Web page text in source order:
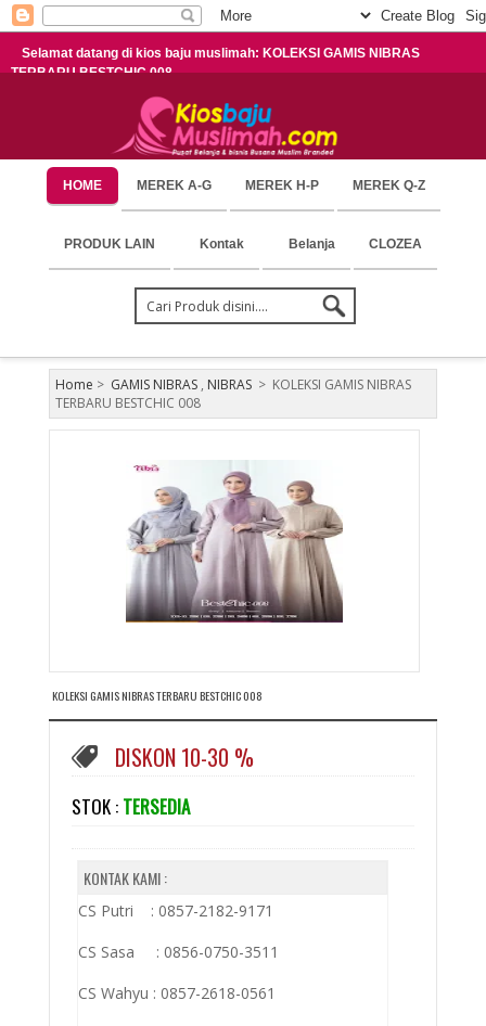
Selamat datang di kios baju muslimah: KOLEKSI GAMIS NIBRAS
TERBARU BESTCHIC 008
HOME MEREK A-G MEREK H-P MEREK Q-Z
PRODUK LAIN Kontak Belanja CLOZEA
Home > GAMIS NIBRAS, NIBRAS > KOLEKSI GAMIS NIBRAS
TERBARU BESTCHIC 008
KOLEKSI GAMIS NIBRAS TERBARU BESTCHIC 008
DISKON 10-30 %
STOK : TERSEDIA
KONTAK KAMI :
CS Putri : 0857-2182-9171
CS Sasa : 0856-0750-3511
CS Wahyu : 0857-2618-0561